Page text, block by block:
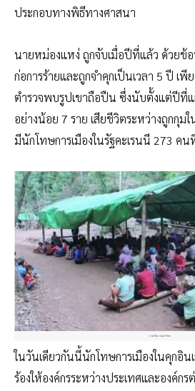
ประกอบทางพิธีทางศาสนา
นายหม่องแหง่ ถูกจับเมื่อปีที่แล้ว ด้วยข้
ก่อการร้ายและถูกจำคุกเป็นเวลา 5 ปี เพี
ตำรวจพบรูปเขาถือปืน ซึ่งนับตั้งแต่ปีที่แ
อย่างน้อย 7 ราย เสียชีวิตระหว่างถูกกุม
มีนักโทษการเมืองในรัฐคะเรนนี 273 คน
ภาพ Than Lwin Time
ในวันเดียวกันนี้นักโทษการเมืองในคุกอิน
ร้องให้องค์กรระหว่างประเทศและองค์ก